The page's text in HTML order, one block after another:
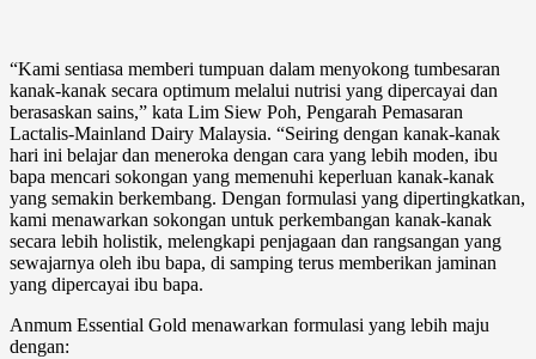
“Kami sentiasa memberi tumpuan dalam menyokong tumbesaran
kanak-kanak secara optimum melalui nutrisi yang dipercayai dan
berasaskan sains,” kata Lim Siew Poh, Pengarah Pemasaran
Lactalis-Mainland Dairy Malaysia. “Seiring dengan kanak-kanak
hari ini belajar dan meneroka dengan cara yang lebih moden, ibu
bapa mencari sokongan yang memenuhi keperluan kanak-kanak
yang semakin berkembang. Dengan formulasi yang dipertingkatkan,
kami menawarkan sokongan untuk perkembangan kanak-kanak
secara lebih holistik, melengkapi penjagaan dan rangsangan yang
sewajarnya oleh ibu bapa, di samping terus memberikan jaminan
yang dipercayai ibu bapa.
Anmum Essential Gold menawarkan formulasi yang lebih maju
dengan: